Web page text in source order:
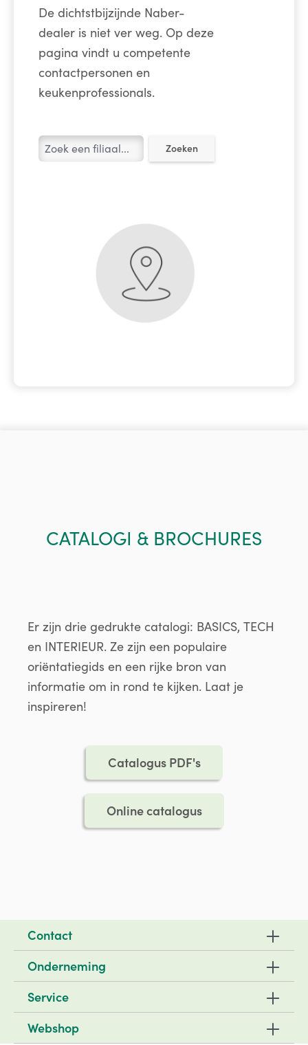
De dichtstbijzijnde Naber-
dealer is niet ver weg. Op deze
pagina vindt u competente
contactpersonen en
keukenprofessionals.
Zoeken
CATALOGI & BROCHURES
Er zijn drie gedrukte catalogi: BASICS, TECH
en INTERIEUR. Ze zijn een populaire
oriëntatiegids en een rijke bron van
informatie om in rond te kijken. Laat je
inspireren!
Catalogus PDF's
Online catalogus
Contact
Onderneming
Service
Webshop